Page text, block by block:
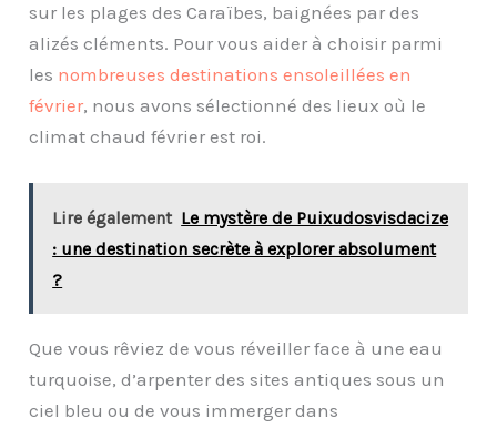
sur les plages des Caraïbes, baignées par des
alizés cléments. Pour vous aider à choisir parmi
les nombreuses destinations ensoleillées en
février, nous avons sélectionné des lieux où le
climat chaud février est roi.
Lire également Le mystère de Puixudosvisdacize
: une destination secrète à explorer absolument
?
Que vous rêviez de vous réveiller face à une eau
turquoise, d’arpenter des sites antiques sous un
ciel bleu ou de vous immerger dans